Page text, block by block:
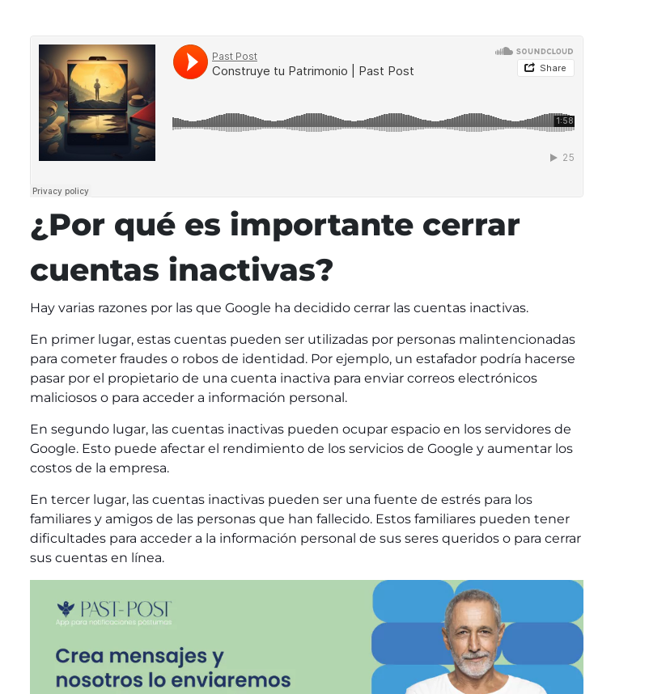
¿Por qué es importante cerrar
cuentas inactivas?
Hay varias razones por las que Google ha decidido cerrar las cuentas inactivas.
En primer lugar, estas cuentas pueden ser utilizadas por personas malintencionadas
para cometer fraudes o robos de identidad. Por ejemplo, un estafador podría hacerse
pasar por el propietario de una cuenta inactiva para enviar correos electrónicos
maliciosos o para acceder a información personal.
En segundo lugar, las cuentas inactivas pueden ocupar espacio en los servidores de
Google. Esto puede afectar el rendimiento de los servicios de Google y aumentar los
costos de la empresa.
En tercer lugar, las cuentas inactivas pueden ser una fuente de estrés para los
familiares y amigos de las personas que han fallecido. Estos familiares pueden tener
dificultades para acceder a la información personal de sus seres queridos o para cerrar
sus cuentas en línea.